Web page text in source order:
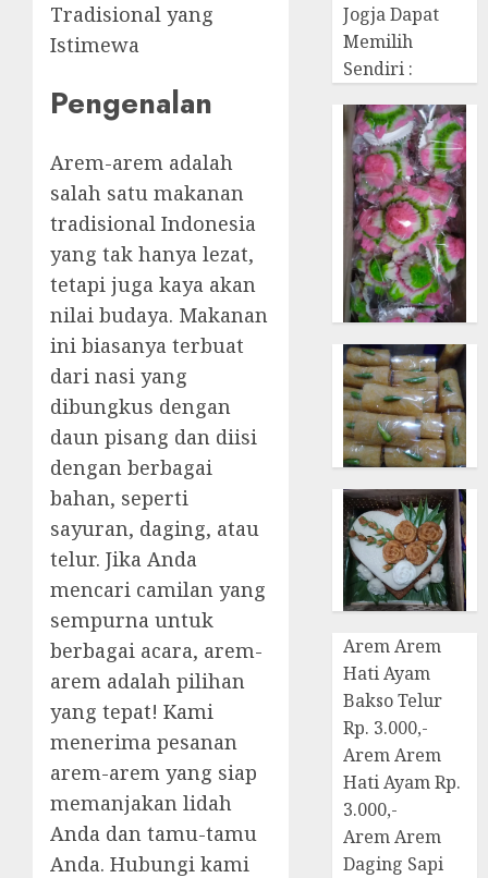
Tradisional yang
Istimewa
Pengenalan
Arem-arem adalah
salah satu makanan
tradisional Indonesia
yang tak hanya lezat,
tetapi juga kaya akan
nilai budaya. Makanan
ini biasanya terbuat
dari nasi yang
dibungkus dengan
daun pisang dan diisi
dengan berbagai
bahan, seperti
sayuran, daging, atau
telur. Jika Anda
mencari camilan yang
sempurna untuk
berbagai acara, arem-
arem adalah pilihan
yang tepat! Kami
menerima pesanan
arem-arem yang siap
memanjakan lidah
Anda dan tamu-tamu
Anda. Hubungi kami
Jogja Dapat
Memilih
Sendiri :
Arem Arem
Hati Ayam
Bakso Telur
Rp. 3.000,-
Arem Arem
Hati Ayam Rp.
3.000,-
Arem Arem
Daging Sapi